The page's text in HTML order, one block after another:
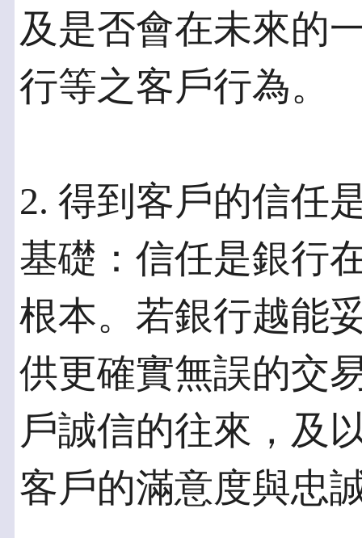
及是否會在未來的
行等之客戶行為。
2. 得到客戶的信任
基礎：信任是銀行
根本。若銀行越能
供更確實無誤的交
戶誠信的往來，及
客戶的滿意度與忠